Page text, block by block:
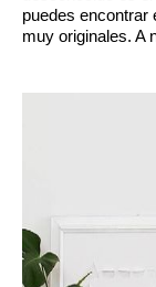
puedes
muy originales. A